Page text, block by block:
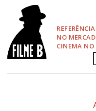
REFERÊNCIA
NO
CINEMA NO